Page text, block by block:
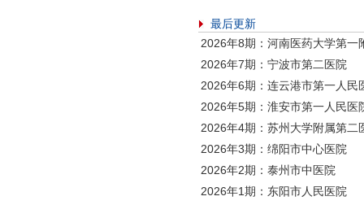
最后更新
2026年8期：河南医药大学第一
2026年7期：宁波市第二医院
2026年6期：连云港市第一人民
2026年5期：淮安市第一人民医
2026年4期：苏州大学附属第二
2026年3期：绵阳市中心医院
2026年2期：泰州市中医院
2026年1期：东阳市人民医院